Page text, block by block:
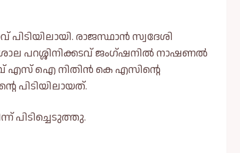
രാജസ്ഥാൻ സ്വദേശി
പറശ്ശിനിക്കടവ് ജംഗ്ഷനിൽ നാഷണൽ
എസ് ഐ നിതിൻ കെ എസിന്റെ
പിടിയിലായത്.
പിടിച്ചെടുത്തു.